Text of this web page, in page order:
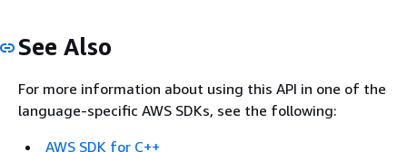
See Also
For more information about using this API in one of the
language-specific AWS SDKs, see the following:
AWS SDK for C++